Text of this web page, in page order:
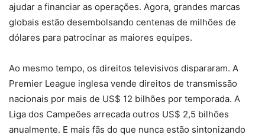
ajudar a financiar as operações. Agora, grandes marcas
globais estão desembolsando centenas de milhões de
dólares para patrocinar as maiores equipes.
Ao mesmo tempo, os direitos televisivos dispararam. A
Premier League inglesa vende direitos de transmissão
nacionais por mais de US$ 12 bilhões por temporada. A
Liga dos Campeões arrecada outros US$ 2,5 bilhões
anualmente. E mais fãs do que nunca estão sintonizando